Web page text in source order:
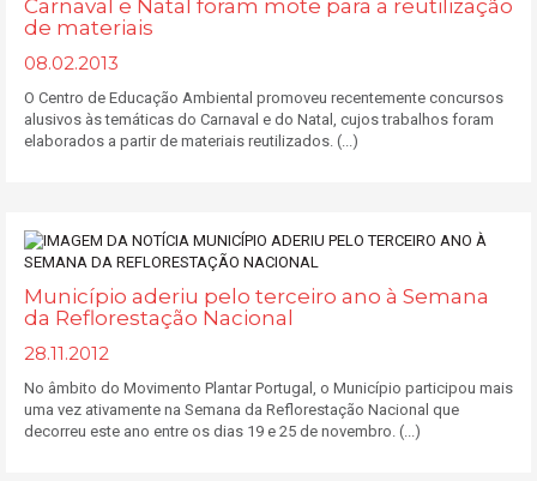
Carnaval e Natal foram mote para a reutilização
de materiais
08.02.2013
O Centro de Educação Ambiental promoveu recentemente concursos
alusivos às temáticas do Carnaval e do Natal, cujos trabalhos foram
elaborados a partir de materiais reutilizados. (...)
Município aderiu pelo terceiro ano à Semana
da Reflorestação Nacional
28.11.2012
No âmbito do Movimento Plantar Portugal, o Município participou mais
uma vez ativamente na Semana da Reflorestação Nacional que
decorreu este ano entre os dias 19 e 25 de novembro. (...)